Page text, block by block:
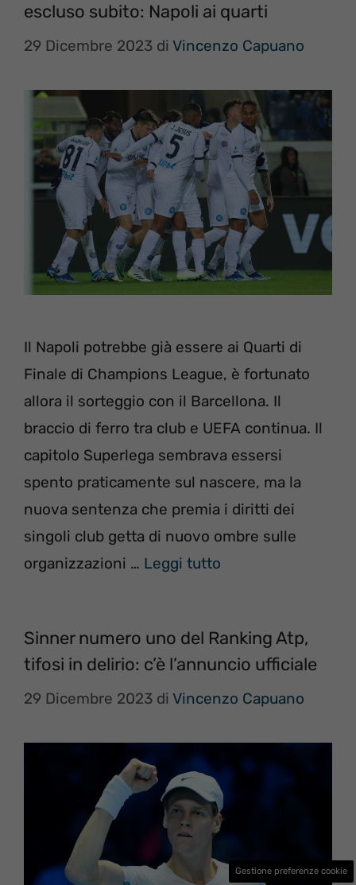
escluso subito: Napoli ai quarti
29 Dicembre 2023 di Vincenzo Capuano
Il Napoli potrebbe già essere ai Quarti di
Finale di Champions League, è fortunato
allora il sorteggio con il Barcellona. Il
braccio di ferro tra club e UEFA continua. Il
capitolo Superlega sembrava essersi
spento praticamente sul nascere, ma la
nuova sentenza che premia i diritti dei
singoli club getta di nuovo ombre sulle
organizzazioni … Leggi tutto
Sinner numero uno del Ranking Atp,
tifosi in delirio: c’è l’annuncio ufficiale
29 Dicembre 2023 di Vincenzo Capuano
Gestione preferenze cookie